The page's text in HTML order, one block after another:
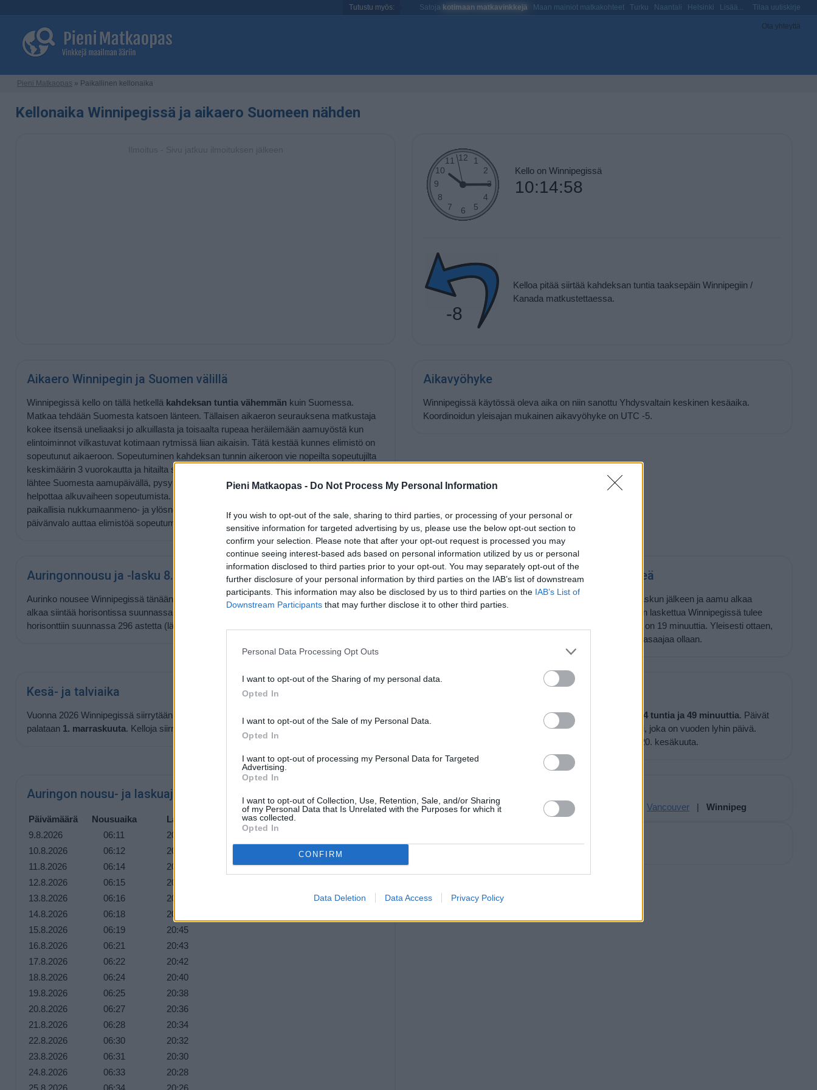
Pieni Matkaopas - Do Not Process My Personal Information
If you wish to opt-out of the sale, sharing to third parties, or processing of your personal or
sensitive information for targeted advertising by us, please use the below opt-out section to
confirm your selection. Please note that after your opt-out request is processed you may
continue seeing interest-based ads based on personal information utilized by us or personal
information disclosed to third parties prior to your opt-out. You may separately opt-out of the
further disclosure of your personal information by third parties on the IAB’s list of downstream
participants. This information may also be disclosed by us to third parties on the IAB’s List of
Downstream Participants that may further disclose it to other third parties.
Personal Data Processing Opt Outs
I want to opt-out of the Sharing of my personal data.
Opted In
I want to opt-out of the Sale of my Personal Data.
Opted In
I want to opt-out of processing my Personal Data for Targeted
Advertising.
Opted In
I want to opt-out of Collection, Use, Retention, Sale, and/or Sharing
of my Personal Data that Is Unrelated with the Purposes for which it
was collected.
Opted In
CONFIRM
Data Deletion Data Access Privacy Policy
Tutustu myös: Satoja kotimaan matkavinkkejä Maan mainiot matkakohteet Turku Naantali Helsinki Lisää... Tilaa uutiskirje
Ota yhteyttä
Pieni Matkaopas » Paikallinen kellonaika
Kellonaika Winnipegissä ja aikaero Suomeen nähden
Kello on Winnipegissä
10:14:58
-8
Kelloa pitää siirtää kahdeksan tuntia taaksepäin Winnipegiin /
Kanada matkustettaessa.
Aikaero Winnipegin ja Suomen välillä
Winnipegissä kello on tällä hetkellä kahdeksan tuntia vähemmän kuin Suomessa.
Matkaa tehdään Suomesta katsoen länteen. Tällaisen aikaeron seurauksena matkustaja
kokee itsensä uneliaaksi jo alkuillasta ja toisaalta rupeaa heräilemään aamuyöstä kun
elintoiminnot vilkastuvat kotimaan rytmissä liian aikaisin. Tätä kestää kunnes elimistö on
sopeutunut aikaeroon. Sopeutuminen kahdeksan tunnin aikeroon vie nopeilta sopeutujilta
keskimäärin 3 vuorokautta ja hitailta sopeutujilta 5–6 vuorokautta. Jos valitsee lennon, joka
lähtee Suomesta aamupäivällä, pysyminen hereillä lennon aikana on helpompaa, mikä
helpottaa alkuvaiheen sopeutumista. Perillä kannattaa parhaansa mukaan noudattaa
paikallisia nukkumaanmeno- ja ylösnousuaikoja ja viettää aikaa ulkona auringossa, jolloin
päivänvalo auttaa elimistöä sopeutumaan paikalliseen aikaan.
Aikavyöhyke
Winnipegissä käytössä oleva aika on niin sanottu Yhdysvaltain keskinen kesäaika.
Koordinoidun yleisajan mukainen aikavyöhyke on UTC -5.
Auringonnousu ja -lasku 8.8.2026
Aurinko nousee Winnipegissä tänään kello ja laskee kello
. Nouseva aurinko
alkaa siintää horisontissa suunnassa 64 astetta (itä) ja laskeva aurinko painuu mailleen
horisonttiin suunnassa 296 astetta (länsi).
Kuinka nopeasti Winnipegissä tulee pimeä
Winnipegissä on hämärää vielä
auringonlaskun jälkeen ja aamu alkaa
sarastaa saman verran ennen auringonnousua. Auringon laskettua Winnipegissä tulee
pimeä nopeammin kuin Suomessa, ero Etelä-Suomeen on 19 minuuttia. Yleisesti ottaen,
hämärän aika on sitä lyhyempi, mitä lähempänä päiväntasaajaa ollaan.
Kesä- ja talviaika
Vuonna 2026 Winnipegissä siirrytään kesäaikaan
palataan 1. marraskuuta. Kelloja siirretään kesäajan takia 1 tunnilla.
Päivän pituus Winnipegissä on tähän aikaan vuodesta 14 tuntia ja 49 minuuttia. Päivät
lyhenevät hiljalleen, ja tätä jatkuu aina 21. joulukuuta asti, joka on vuoden lyhin päivä.
Tästä eteenpäin päivät alkavat pidetä, ja pisin päivä on 20. kesäkuuta.
Auringon nousu- ja laskuajat lähipäivinä
Päivämäärä Nousuaika
Laskuaika
9.8.2026
06:11
20:56
10.8.2026
06:12
20:55
11.8.2026
06:14
20:53
12.8.2026
06:15
20:51
13.8.2026
06:16
20:49
14.8.2026
06:18
20:47
15.8.2026
06:19
20:45
16.8.2026
06:21
20:43
17.8.2026
06:22
20:42
18.8.2026
06:24
20:40
19.8.2026
06:25
20:38
20.8.2026
06:27
20:36
21.8.2026
06:28
20:34
22.8.2026
06:30
20:32
23.8.2026
06:31
20:30
24.8.2026
06:33
20:28
Calgary| | Quebec |Vancouver |Winnipeg